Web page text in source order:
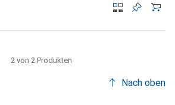
2 von 2 Produkten
Nach oben